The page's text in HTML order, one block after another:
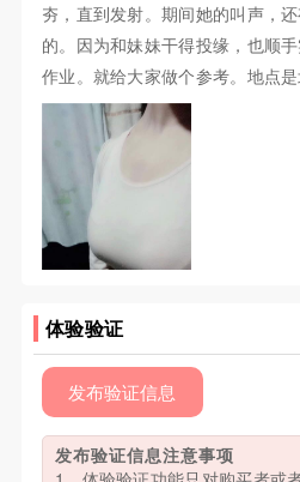
夯，直到发射。期间她的叫声，
的。因为和妹妹干得投缘，也顺
作业。就给大家做个参考。地点
体验验证
发布验证信息
发布验证信息注意事项